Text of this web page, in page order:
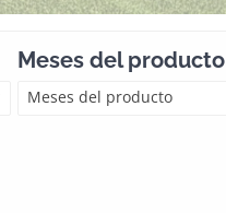
Meses del producto
Meses del producto